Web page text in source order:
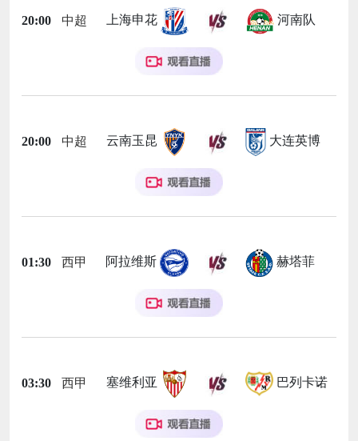
20:00 中超 上海申花 河南队
20:00 中超 云南玉昆 大连英博
01:30 西甲 阿拉维斯 赫塔菲
03:30 西甲 塞维利亚 巴列卡诺